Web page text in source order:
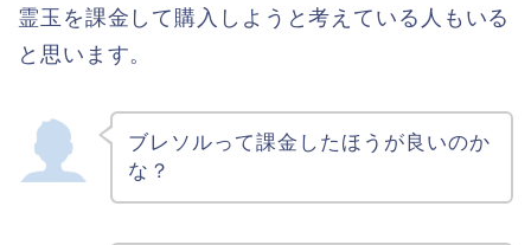
霊玉を課金して購入しようと考えている人もいる
と思います。
ブレソルって課金したほうが良いのか
な？